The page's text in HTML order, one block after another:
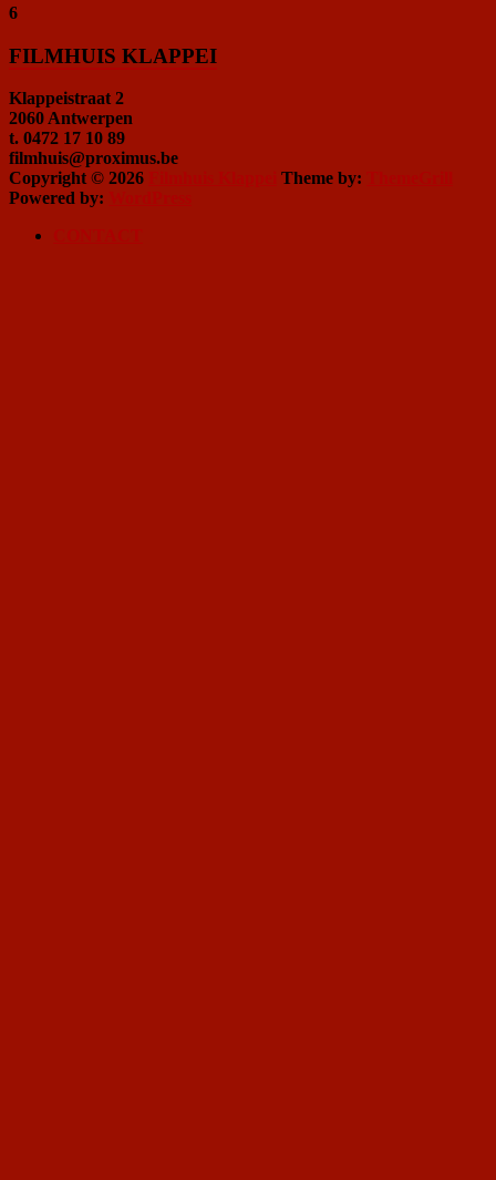
6
FILMHUIS KLAPPEI
Klappeistraat 2
2060 Antwerpen
t. 0472 17 10 89
filmhuis@proximus.be
Copyright © 2026
Theme by:
Powered by: